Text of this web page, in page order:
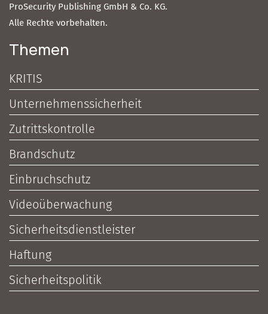
ProSecurity Publishing GmbH & Co. KG.
Alle Rechte vorbehalten.
Themen
KRITIS
Unternehmenssicherheit
Zutrittskontrolle
Brandschutz
Einbruchschutz
Videoüberwachung
Sicherheitsdienstleister
Haftung
Sicherheitspolitik